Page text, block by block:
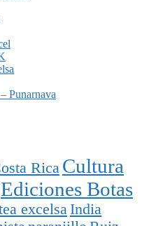
Punarnava
Rica Cultura
Ediciones Botas
excelsaIndia